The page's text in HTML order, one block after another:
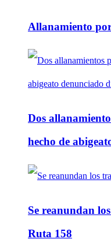
Allanamiento
Dos
hecho de
Se reanundan
Ruta 158